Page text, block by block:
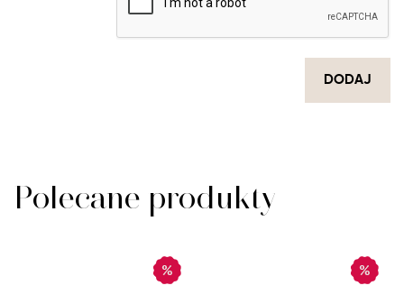
DODAJ
Polecane produkty